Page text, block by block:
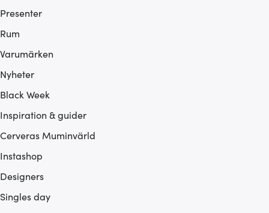
Presenter
Rum
Varumärken
Nyheter
Black Week
Inspiration & guider
Cerveras Muminvärld
Instashop
Designers
Singles day